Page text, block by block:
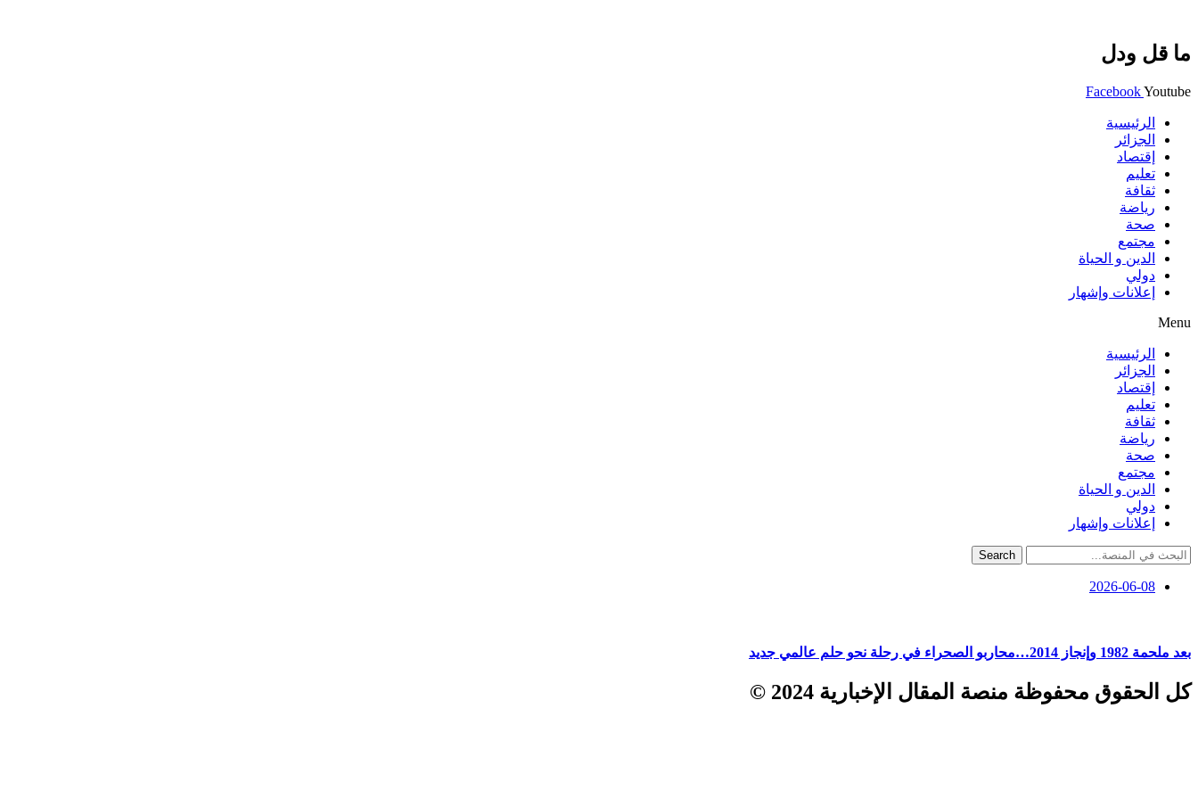
ما قل ودل
FacebookYoutube
الرئيسية
الجزائر
إقتصاد
تعليم
ثقافة
رياضة
صحة
مجتمع
الدين و الحياة
دولي
إعلانات وإشهار
Menu
الرئيسية
الجزائر
إقتصاد
تعليم
ثقافة
رياضة
صحة
مجتمع
الدين و الحياة
دولي
إعلانات وإشهار
Search
2026-06-08
بعد ملحمة 1982 وإنجاز 2014…محاربو الصحراء في رحلة نحو حلم عالمي جديد
كل الحقوق محفوظة منصة المقال الإخبارية 2024 ©